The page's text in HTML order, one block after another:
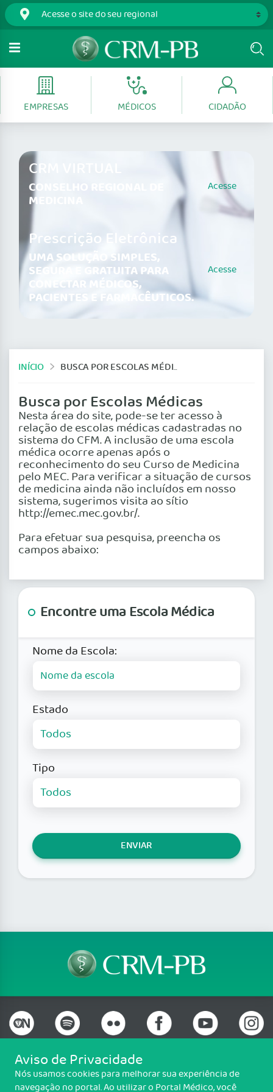
EMPRESAS MÉDICOS CIDADÃO
CRM VIRTUAL
CONSELHO REGIONAL DE
MEDICINA
Acesse
Prescrição Eletrônica
UMA SOLUÇÃO SIMPLES,
SEGURA E GRATUITA PARA
CONECTAR MÉDICOS,
PACIENTES E FARMACÊUTICOS.
Acesse
INÍCIO BUSCA POR ESCOLAS MÉDICAS
Busca por Escolas Médicas
Nesta área do site, pode-se ter acesso à
relação de escolas médicas cadastradas no
sistema do CFM. A inclusão de uma escola
médica ocorre apenas após o
reconhecimento do seu Curso de Medicina
pelo MEC. Para verificar a situação de cursos
de medicina ainda não incluídos em nosso
sistema, sugerimos visita ao sítio
http://emec.mec.gov.br/.
Para efetuar sua pesquisa, preencha os
campos abaixo:
Encontre uma Escola Médica
Nome da Escola:
Estado
Tipo
ENVIAR
Telefone: (83) 3690-0707
Aviso de Privacidade
Nós usamos cookies para melhorar sua experiência de
navegação no portal. Ao utilizar o Portal Médico, você